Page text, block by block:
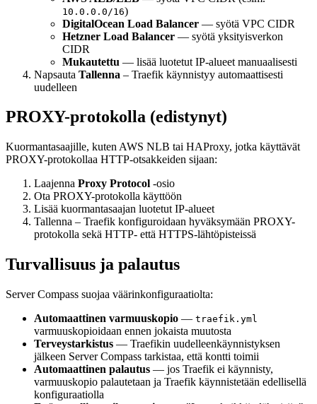
10.0.0.0/16)
DigitalOcean Load Balancer — syötä VPC CIDR
Hetzner Load Balancer — syötä yksityisverkon
CIDR
Mukautettu — lisää luotetut IP-alueet manuaalisesti
Napsauta Tallenna – Traefik käynnistyy automaattisesti
uudelleen
PROXY-protokolla (edistynyt)
Kuormantasaajille, kuten AWS NLB tai HAProxy, jotka käyttävät
PROXY-protokollaa HTTP-otsakkeiden sijaan:
Laajenna Proxy Protocol -osio
Ota PROXY-protokolla käyttöön
Lisää kuormantasaajan luotetut IP-alueet
Tallenna – Traefik konfiguroidaan hyväksymään PROXY-
protokolla sekä HTTP- että HTTPS-lähtöpisteissä
Turvallisuus ja palautus
Server Compass suojaa väärinkonfiguraatiolta:
Automaattinen varmuuskopio — traefik.yml
varmuuskopioidaan ennen jokaista muutosta
Terveystarkistus — Traefikin uudelleenkäynnistyksen
jälkeen Server Compass tarkistaa, että kontti toimii
Automaattinen palautus — jos Traefik ei käynnisty,
varmuuskopio palautetaan ja Traefik käynnistetään edellisellä
konfiguraatiolla